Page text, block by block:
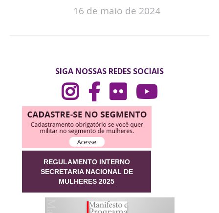
16 de maio de 2024
SIGA NOSSAS REDES SOCIAIS
REGULAMENTO INTERNO
SECRETARIA NACIONAL DE
MULHERES 2025